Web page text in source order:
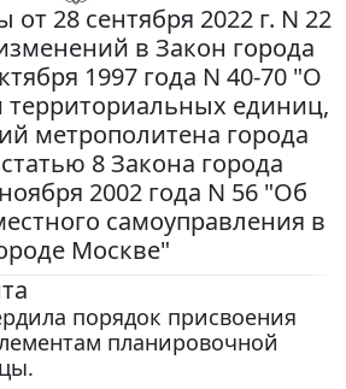
28 сентября 2022 г. N 22
в Закон города
1997 года N 40-70 "О
единиц,
метрополитена города
8 Закона города
2002 года N 56 "Об
самоуправления в
Москве"
порядок присвоения
планировочной